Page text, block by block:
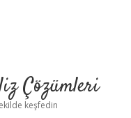
Çözümleri
keşfedin